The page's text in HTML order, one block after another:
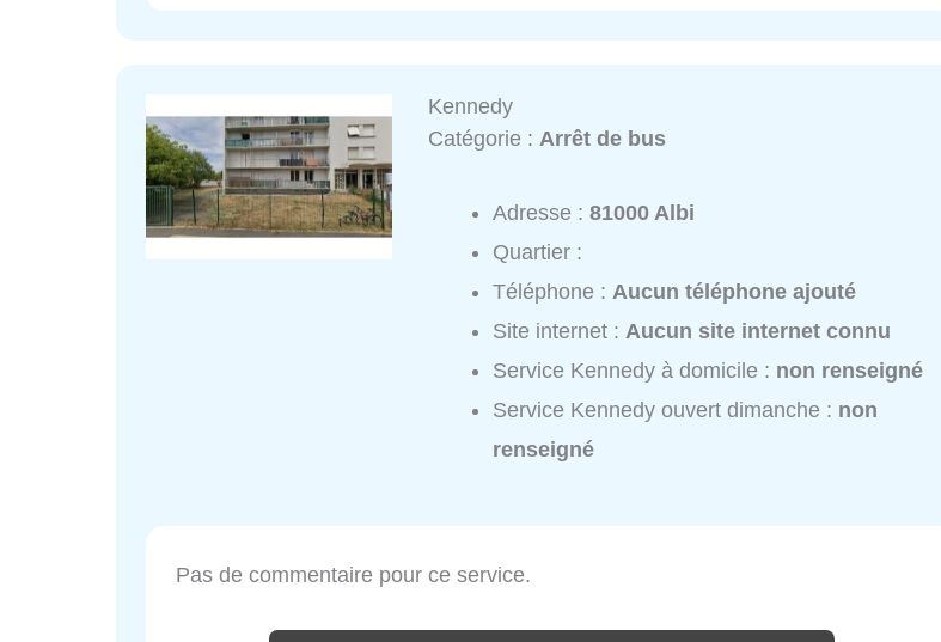
Kennedy
Catégorie :Arrêt de bus
Adresse :81000 Albi
Quartier :
Téléphone :Aucun téléphone ajouté
Site internet :Aucun site internet connu
Service Kennedy à domicile : non renseigné
Service Kennedy ouvert dimanche : non
renseigné
Pas de commentaire pour ce service.